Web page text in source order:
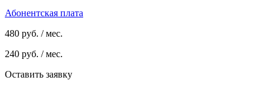
Абонентская плата
480 руб. / мес.
240 руб. / мес.
Оставить заявку